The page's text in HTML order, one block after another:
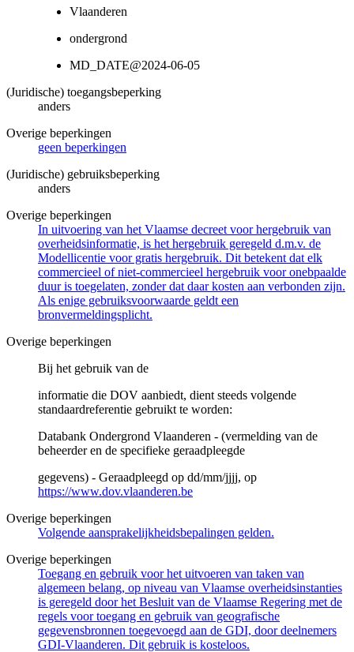
Vlaanderen
ondergrond
MD_DATE@2024-06-05
(Juridische) toegangsbeperking
anders
Overige beperkingen
geen beperkingen
(Juridische) gebruiksbeperking
anders
Overige beperkingen
In uitvoering van het Vlaamse decreet voor hergebruik van
overheidsinformatie, is het hergebruik geregeld d.m.v. de
Modellicentie voor gratis hergebruik. Dit betekent dat elk
commercieel of niet-commercieel hergebruik voor onebpaalde
duur is toegelaten, zonder dat daar kosten aan verbonden zijn.
Als enige gebruiksvoorwaarde geldt een
bronvermeldingsplicht.
Overige beperkingen
Bij het gebruik van de
informatie die DOV aanbiedt, dient steeds volgende
standaardreferentie gebruikt te worden:
Databank Ondergrond Vlaanderen - (vermelding van de
beheerder en de specifieke geraadpleegde
gegevens) - Geraadpleegd op dd/mm/jjjj, op
https://www.dov.vlaanderen.be
Overige beperkingen
Volgende aansprakelijkheidsbepalingen gelden.
Overige beperkingen
Toegang en gebruik voor het uitvoeren van taken van
algemeen belang, op niveau van Vlaamse overheidsinstanties
is geregeld door het Besluit van de Vlaamse Regering met de
regels voor toegang en gebruik van geografische
gegevensbronnen toegevoegd aan de GDI, door deelnemers
GDI-Vlaanderen. Dit gebruik is kosteloos.